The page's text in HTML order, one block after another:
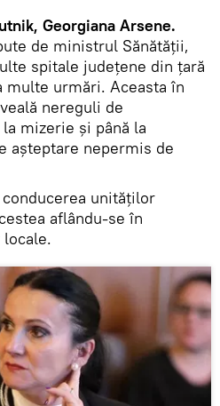
Georgiana Arsene.
de ministrul Sănătății,
spitale județene din țară
multe urmări. Aceasta în
nereguli de
mizerie și până la
așteptare nepermis de
unităților
aflându-se în